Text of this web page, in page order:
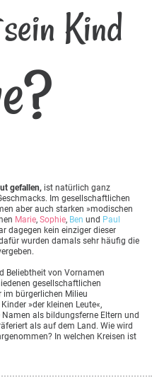
Kind
gefallen, ist natürlich ganz
Im gesellschaftlichen
aber auch starken »modischen
Marie, Sophie, Ben und Paul
dagegen kein einziger dieser
wurden damals sehr häufig die
Beliebtheit von Vornamen
gesellschaftlichen
im bürgerlichen Milieu
»der kleinen Leute«,
als bildungsferne Eltern und
als auf dem Land. Wie wird
In welchen Kreisen ist